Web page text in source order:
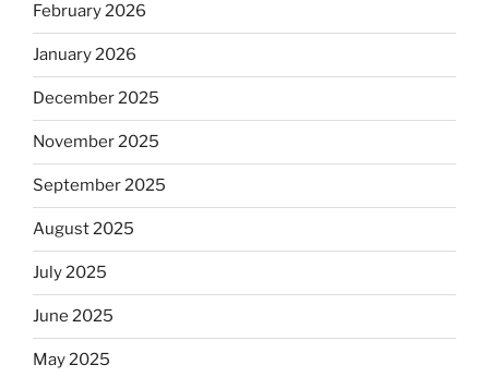
February 2026
January 2026
December 2025
November 2025
September 2025
August 2025
July 2025
June 2025
May 2025